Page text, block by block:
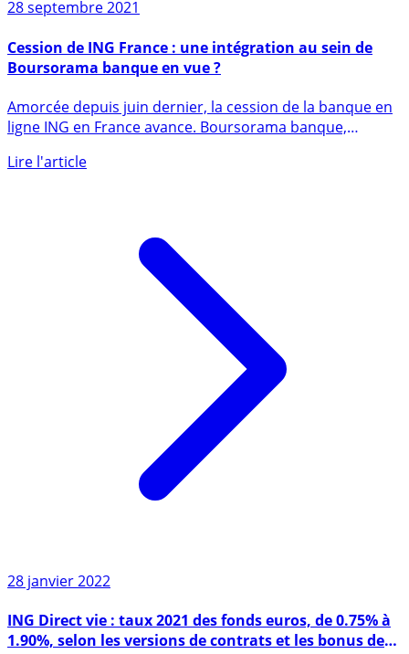
28 septembre 2021
Cession de ING France : une intégration au sein de
Boursorama banque en vue ?
ligne ING en France avance. Boursorama banque,
28 janvier 2022